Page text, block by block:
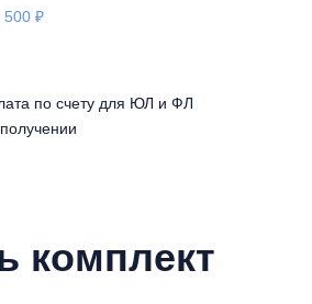
₽
по счету для ЮЛ и ФЛ
комплект